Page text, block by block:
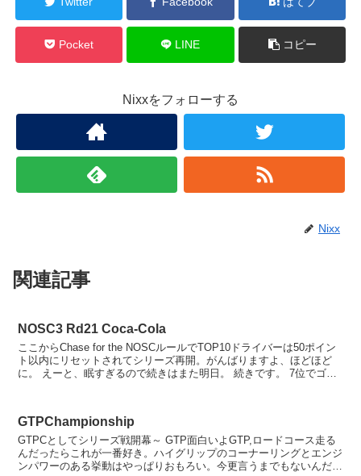
Pocket LINE コピー
Nixxをフォローする
Nixx
関連記事
NOSC3 Rd21 Coca-Cola
ここからChase for the NOSCルールでTOP10ドライバーは50ポイン
ト以内にリセットされてシリーズ再開。がんばりますよ、ほどほど
に。 えーと、眠すぎるので続きはまた明日。 続きです。 7位でゴー
GTPChampionship
GTPCとしてシリーズ戦開幕～ GTP面白いよGTP,ロードコース走る
んだったらこれが一番好き。ハイグリップのコーナーリングとエンジ
ンパワーのある挙動はやっぱりおもろい。今更言うまでもないんだけ